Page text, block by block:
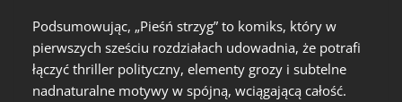
Podsumowując, „Pieśń strzyg” to komiks, który w
pierwszych sześciu rozdziałach udowadnia, że potrafi
łączyć thriller polityczny, elementy grozy i subtelne
nadnaturalne motywy w spójną, wciągającą całość.